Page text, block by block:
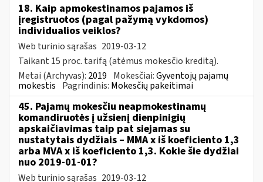
18. Kaip apmokestinamos pajamos iš
įregistruotos (pagal pažymą vykdomos)
individualios veiklos?
Web turinio sąrašas 2019-03-12
Taikant 15 proc. tarifą (atėmus mokesčio kreditą).
Metai (Archyvas): 2019 Mokesčiai:Gyventojų pajamų
mokestis Pagrindinis: Mokesčių pakeitimai
45. Pajamų mokesčiu neapmokestinamų
komandiruotės į užsienį dienpinigių
apskaičiavimas taip pat siejamas su
nustatytais dydžiais – MMA x iš koeficiento 1,3
arba MVA x iš koeficiento 1,3. Kokie šie dydžiai
nuo 2019-01-01?
Web turinio sąrašas 2019-03-12